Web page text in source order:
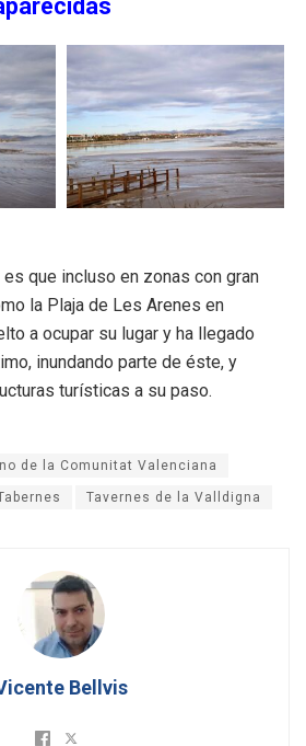
que incluso en zonas con gran
la Plaja de Les Arenes en
a ocupar su lugar y ha llegado
inundando parte de éste, y
turísticas a su paso.
de la Comunitat Valenciana
Tavernes de la Valldigna
Bellvis